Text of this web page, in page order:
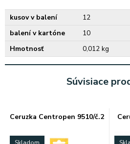
kusov v balení
12
balení v kartóne
10
Hmotnosť
0,012 kg
Súvisiace
Ceruzka Centropen 9510/č.2